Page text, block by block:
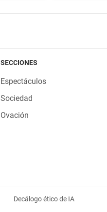
SECCIONES
Espectáculos
Sociedad
Ovación
Decálogo ético de IA